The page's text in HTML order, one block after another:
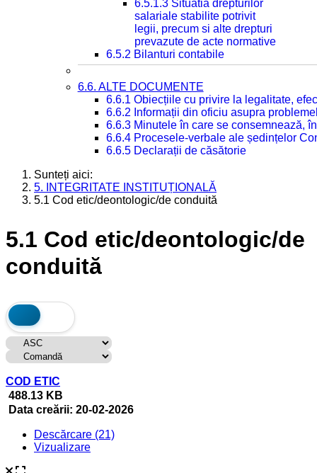
6.5.1.3 Situatia drepturilor
salariale stabilite potrivit
legii, precum si alte drepturi
prevazute de acte normative
6.5.2 Bilanturi contabile
6.6. ALTE DOCUMENTE
6.6.1 Obiecțiile cu privire la legalitate,
6.6.2 Informații din oficiu asupra
6.6.3 Minutele în care se consemnează,
6.6.4 Procesele-verbale ale ședințelor
6.6.5 Declarații de căsătorie
Sunteți aici:
5. INTEGRITATE INSTITUȚIONALĂ
5.1 Cod etic/deontologic/de conduită
5.1 Cod etic/deontologic/de
conduită
COD ETIC
488.13 KB
Data creării: 20-02-2026
Descărcare (21)
Vizualizare